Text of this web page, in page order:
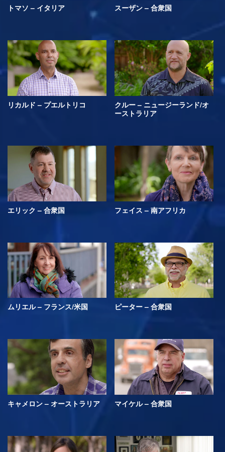
トマソ – イタリア スーザン – 合衆国
リカルド – プエルトリコ
クルー – ニュージーランド/オ
ーストラリア
エリック – 合衆国 フェイス – 南アフリカ
ムリエル – フランス/米国 ピーター – 合衆国
キャメロン – オーストラリア マイケル – 合衆国